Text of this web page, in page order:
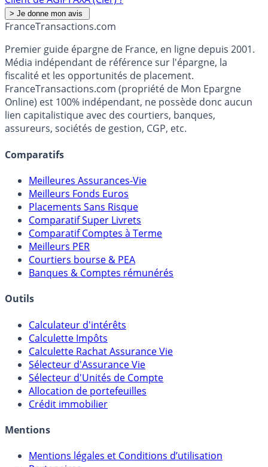
FranceTransactions.com
Premier guide épargne de France, en ligne depuis 2001.
Média indépendant de référence sur l'épargne, la
fiscalité et les opportunités de placement.
FranceTransactions.com (propriété de Mon Epargne
Online) est 100% indépendant, ne possède donc aucun
lien capitalistique avec des courtiers, banques,
assureurs, sociétés de gestion, CGP, etc.
Comparatifs
Meilleures Assurances-Vie
Meilleurs Fonds Euros
Placements Sans Risque
Comparatif Super Livrets
Comparatif Comptes à Terme
Meilleurs PER
Courtiers bourse & PEA
Banques & Comptes rémunérés
Outils
Calculateur d'intérêts
Calculette Impôts
Calculette Rachat Assurance Vie
Sélecteur d'Assurance Vie
Sélecteur d'Unités de Compte
Allocation de portefeuilles
Crédit immobilier
Mentions
Mentions légales et Conditions d’utilisation